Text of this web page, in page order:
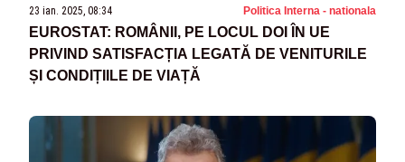
23 ian. 2025, 08:34 Politica Interna - nationala
EUROSTAT: ROMÂNII, PE LOCUL DOI ÎN UE
PRIVIND SATISFACȚIA LEGATĂ DE VENITURILE
ȘI CONDIȚIILE DE VIAȚĂ